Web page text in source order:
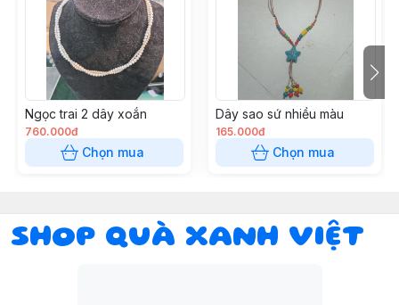
Ngọc trai 2 dây xoắn
760.000đ
Chọn mua
Dây sao sứ nhiều màu
165.000đ
Chọn mua
SHOP QUÀ XANH VIỆT